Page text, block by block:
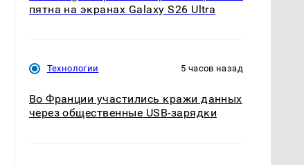
пятна на экранах Galaxy S26 Ultra
Технологии 5 часов назад
Во Франции участились кражи данных
через общественные USB-зарядки